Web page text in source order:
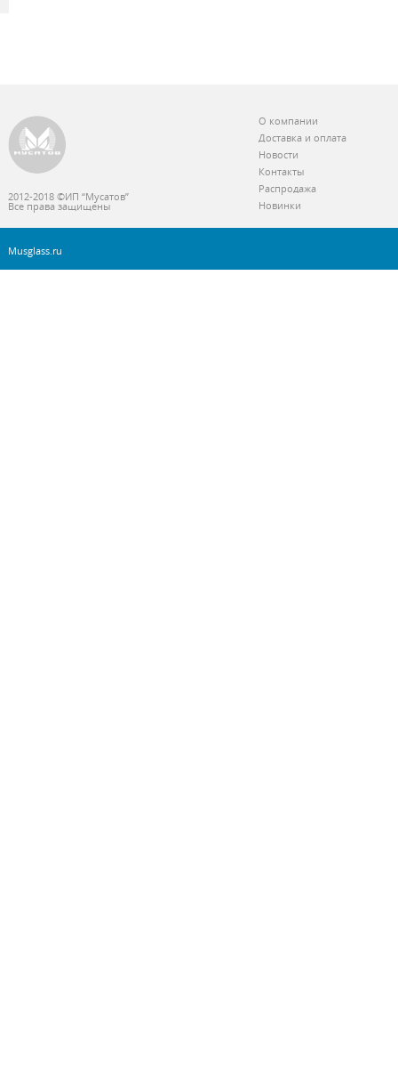
2012-2018 ©ИП “Мусатов”
Все права защищены
О компании
Доставка и оплата
Новости
Контакты
Распродажа
Новинки
Musglass.ru